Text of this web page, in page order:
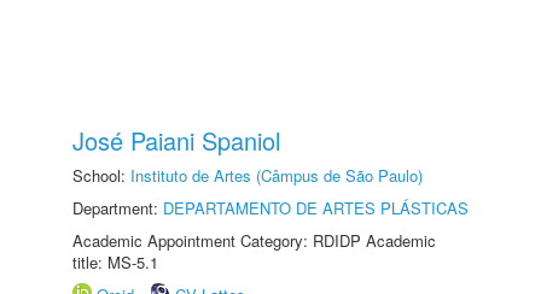
José Paiani Spaniol
School: Instituto de Artes (Câmpus de São Paulo)
Department: DEPARTAMENTO DE ARTES PLÁSTICAS
Academic Appointment Category: RDIDP Academic
title: MS-5.1